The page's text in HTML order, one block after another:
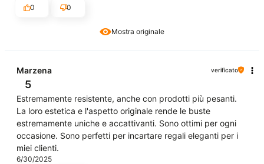
Mostra originale
0
0
Marzena verificato
5
Estremamente resistente, anche con prodotti più pesanti.
La loro estetica e l'aspetto originale rende le buste
estremamente uniche e accattivanti. Sono ottimi per ogni
occasione. Sono perfetti per incartare regali eleganti per i
miei clienti.
6/30/2025